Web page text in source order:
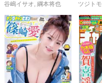
谷嶋イサオ, 綱本将也
ツジトモ